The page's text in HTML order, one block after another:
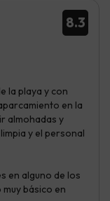
8.3
la playa y con
en la
almohadas y
y el personal
en alguno de los
básico en